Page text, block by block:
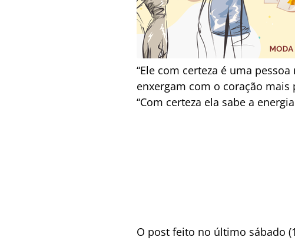
“Ele com certeza é uma
enxergam com o coração
“Com certeza ela sabe a
O post feito no último sábado